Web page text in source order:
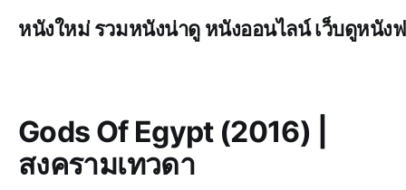
หนังใหม่ รวมหนังน่าดู หนังออนไลน์ เว็บดูหนัง
Gods Of Egypt (2016) |
สงครามเทวดา